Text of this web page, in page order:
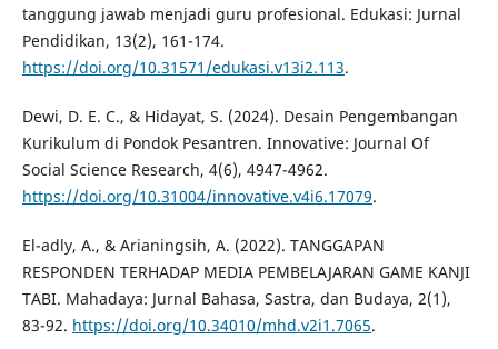
tanggung jawab menjadi guru profesional. Edukasi: Jurnal
Pendidikan, 13(2), 161-174.
https://doi.org/10.31571/edukasi.v13i2.113.
Dewi, D. E. C., & Hidayat, S. (2024). Desain Pengembangan
Kurikulum di Pondok Pesantren. Innovative: Journal Of
Social Science Research, 4(6), 4947-4962.
https://doi.org/10.31004/innovative.v4i6.17079.
El-adly, A., & Arianingsih, A. (2022). TANGGAPAN
RESPONDEN TERHADAP MEDIA PEMBELAJARAN GAME KANJI
TABI. Mahadaya: Jurnal Bahasa, Sastra, dan Budaya, 2(1),
83-92. https://doi.org/10.34010/mhd.v2i1.7065.